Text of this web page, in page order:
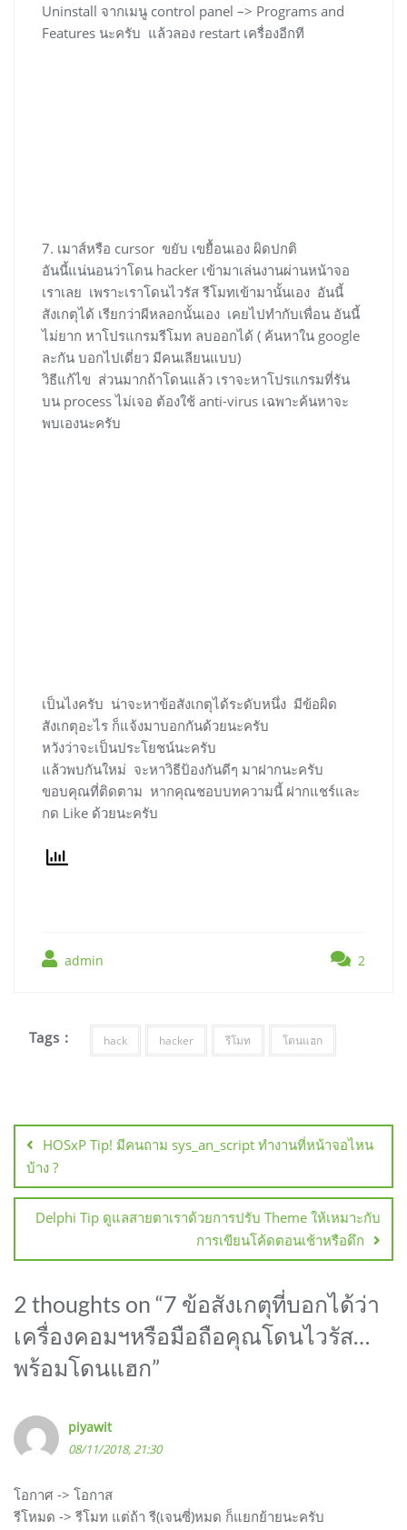
Uninstall จากเมนู control panel –> Programs and
Features นะครับ แล้วลอง restart เครื่องอีกที
7. เมาส์หรือ cursor ขยับ เขยื้อนเอง ผิดปกติ
อันนี้แน่นอนว่าโดน hacker เข้ามาเล่นงานผ่านหน้าจอ
เราเลย เพราะเราโดนไวรัส รีโมทเข้ามานั้นเอง อันนี้
สังเกตุได้ เรียกว่าผีหลอกนั้นเอง เคยไปทำกับเพื่อน อันนี้
ไม่ยาก หาโปรแกรมรีโมท ลบออกได้ ( ค้นหาใน google
ละกัน บอกไปเดี่ยว มีคนเลียนแบบ)
วิธีแก้ไข ส่วนมากถ้าโดนแล้ว เราจะหาโปรแกรมที่รัน
บน process ไม่เจอ ต้องใช้ anti-virus เฉพาะค้นหาจะ
พบเองนะครับ
เป็นไงครับ น่าจะหาข้อสังเกตุได้ระดับหนึ่ง มีข้อผิด
สังเกตุอะไร ก็แจ้งมาบอกกันด้วยนะครับ
หวังว่าจะเป็นประโยชน์นะครับ
แล้วพบกันใหม่ จะหาวิธีป้องกันดีๆ มาฝากนะครับ
ขอบคุณที่ติดตาม หากคุณชอบบทความนี้ ฝากแชร์และ
กด Like ด้วยนะครับ
admin 2
Tags : hack hacker รีโมท โดนแฮก
เรื่องHOSxP Tip! มีคนถาม sys_an_script ทำงานที่หน้าจอไหน
บ้าง ?
Delphi Tip ดูแลสายตาเราด้วยการปรับ Theme ให้เหมาะกับ
การเขียนโค้ดตอนเช้าหรือดึก
2 thoughts on “7 ข้อสังเกตุที่บอกได้ว่า
เครื่องคอมฯหรือมือถือคุณโดนไวรัส…
พร้อมโดนแฮก”
piyawit
08/11/2018, 21:30
โอกาศ -> โอกาส
รีโหมด -> รีโมท แต่ถ้า รี(เจนซี่)หมด ก็แยกย้ายนะครับ